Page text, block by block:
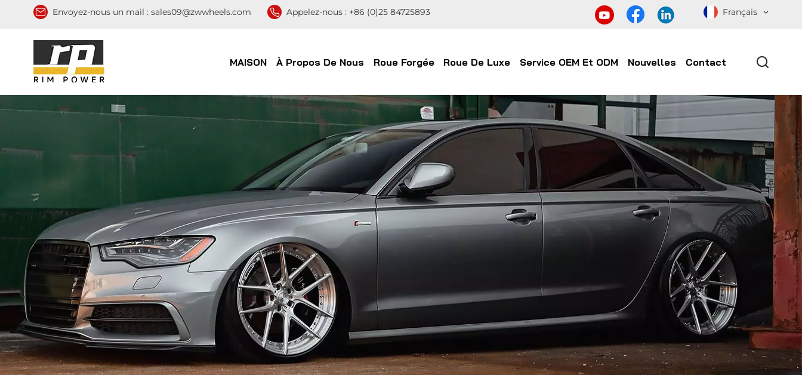
Envoyez-nous un mail : sales09@zwwheels.com Appelez-nous : +86 (0)25 84725893 Français
MAISON À Propos De Nous Roue Forgée Roue De Luxe Service OEM Et ODM Nouvelles Contact